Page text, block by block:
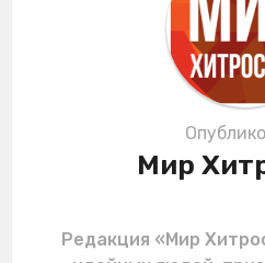
Мир
Редакция «Мир